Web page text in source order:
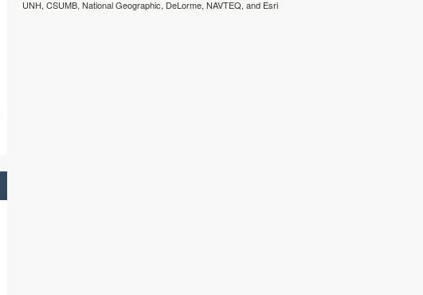
UNH, CSUMB, National Geographic, DeLorme, NAVTEQ, and Esri